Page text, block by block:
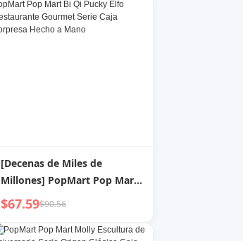
[Decenas de Miles de
Millones] PopMart Pop Mart
Bi Qi Pucky Elfo Restaurante
Gourmet Serie Caja Sorpresa
Hecho a Mano
$67.59$90.56